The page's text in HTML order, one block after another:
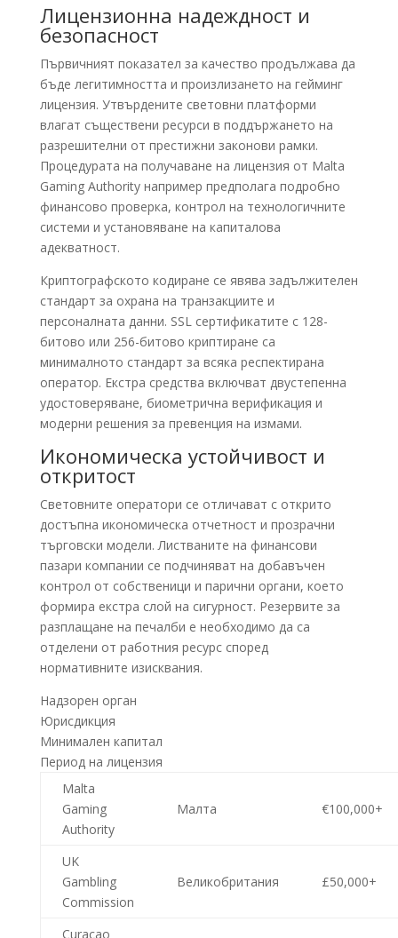
Лицензионна надеждност и
безопасност
Първичният показател за качество продължава да
бъде легитимността и произлизането на гейминг
лицензия. Утвърдените световни платформи
влагат съществени ресурси в поддържането на
разрешителни от престижни законови рамки.
Процедурата на получаване на лицензия от Malta
Gaming Authority например предполага подробно
финансово проверка, контрол на технологичните
системи и установяване на капиталова
адекватност.
Криптографското кодиране се явява задължителен
стандарт за охрана на транзакциите и
персоналната данни. SSL сертификатите с 128-
битово или 256-битово криптиране са
минималното стандарт за всяка респектирана
оператор. Екстра средства включват двустепенна
удостоверяване, биометрична верификация и
модерни решения за превенция на измами.
Икономическа устойчивост и
откритост
Световните оператори се отличават с открито
достъпна икономическа отчетност и прозрачни
търговски модели. Листваните на финансови
пазари компании се подчиняват на добавъчен
контрол от собственици и парични органи, което
формира екстра слой на сигурност. Резервите за
разплащане на печалби е необходимо да са
отделени от работния ресурс според
нормативните изисквания.
Надзорен орган
Юрисдикция
Минимален капитал
Период на лицензия
Malta
Gaming
Authority
Малта €100,000+
UK
Gambling
Commission
Великобритания £50,000+
Curacao